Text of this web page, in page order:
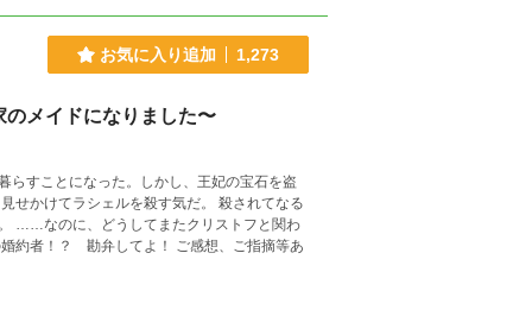
お気に入り追加 1,273
メイドになりました〜
らすことになった。しかし、王妃の宝石を盗
せかけてラシェルを殺す気だ。 殺されてなる
……なのに、どうしてまたクリストフと関わ
してよ！ ご感想、ご指摘等あ